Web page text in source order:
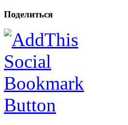
Поделиться